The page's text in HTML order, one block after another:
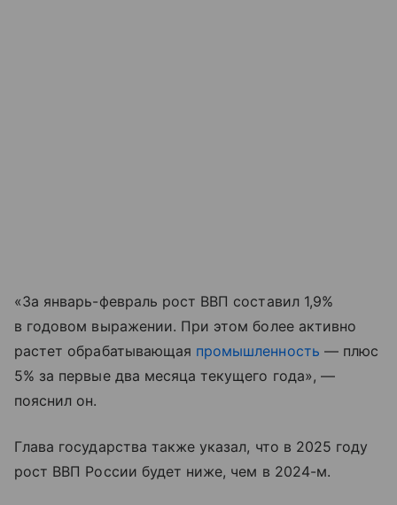
«За январь-февраль рост ВВП составил 1,9%
в годовом выражении. При этом более активно
растет обрабатывающая промышленность — плюс
5% за первые два месяца текущего года», —
пояснил он.
Глава государства также указал, что в 2025 году
рост ВВП России будет ниже, чем в 2024-м.